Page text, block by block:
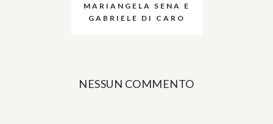
MARIANGELA SENA E
GABRIELE DI CARO
NESSUN COMMENTO